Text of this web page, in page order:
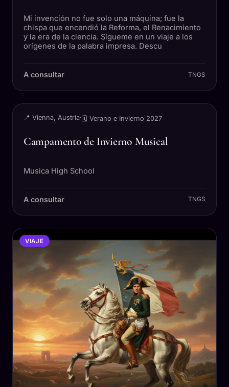
Mi invención no fue solo una máquina; fue la
chispa que encendió la Reforma, el Renacimiento
y la era de la ciencia. Sígueme en un viaje a los
orígenes de la palabra impresa. Descu
A consultar TNGS
VIAJE
📍 Vienna, Austria· 🗓 Verano e Invierno 2027
Campamento de Invierno Musical
Musica High School
A consultar TNGS
VIAJE